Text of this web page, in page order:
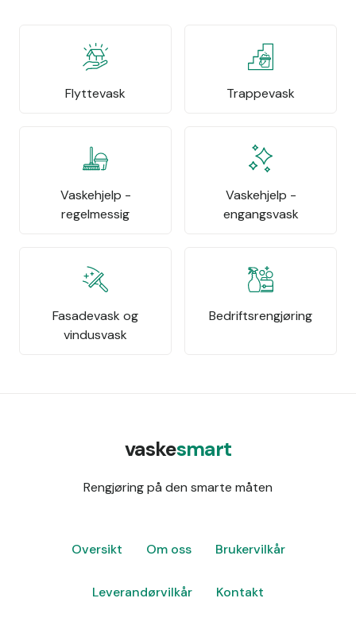
Flyttevask Trappevask
Vaskehjelp -
regelmessig
Vaskehjelp -
engangsvask
Fasadevask og
vindusvask
Bedriftsrengjøring
vaskesmart
Rengjøring på den smarte måten
Oversikt Om oss Brukervilkår
Leverandørvilkår Kontakt